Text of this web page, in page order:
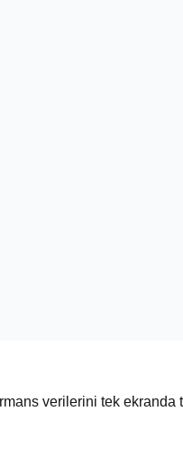
verilerini tek ekranda